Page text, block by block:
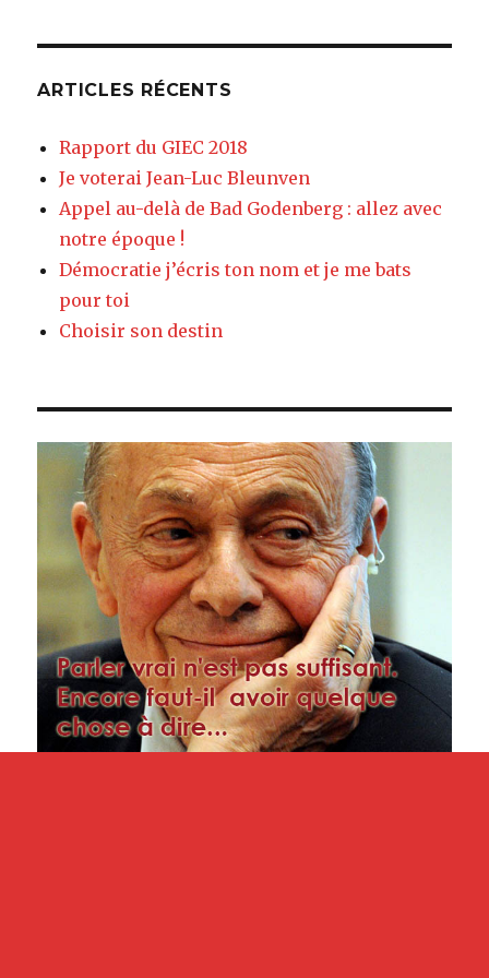
ARTICLES RÉCENTS
Rapport du GIEC 2018
Je voterai Jean-Luc Bleunven
Appel au-delà de Bad Godenberg : allez avec
notre époque !
Démocratie j’écris ton nom et je me bats
pour toi
Choisir son destin